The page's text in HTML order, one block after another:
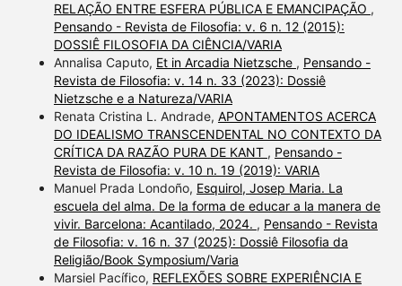
RELAÇÃO ENTRE ESFERA PÚBLICA E EMANCIPAÇÃO ,
Pensando - Revista de Filosofia: v. 6 n. 12 (2015):
DOSSIÊ FILOSOFIA DA CIÊNCIA/VARIA
Annalisa Caputo, Et in Arcadia Nietzsche , Pensando -
Revista de Filosofia: v. 14 n. 33 (2023): Dossiê
Nietzsche e a Natureza/VARIA
Renata Cristina L. Andrade, APONTAMENTOS ACERCA
DO IDEALISMO TRANSCENDENTAL NO CONTEXTO DA
CRÍTICA DA RAZÃO PURA DE KANT , Pensando -
Revista de Filosofia: v. 10 n. 19 (2019): VARIA
Manuel Prada Londoño, Esquirol, Josep Maria. La
escuela del alma. De la forma de educar a la manera de
vivir. Barcelona: Acantilado, 2024. , Pensando - Revista
de Filosofia: v. 16 n. 37 (2025): Dossiê Filosofia da
Religião/Book Symposium/Varia
Marsiel Pacífico, REFLEXÕES SOBRE EXPERIÊNCIA E